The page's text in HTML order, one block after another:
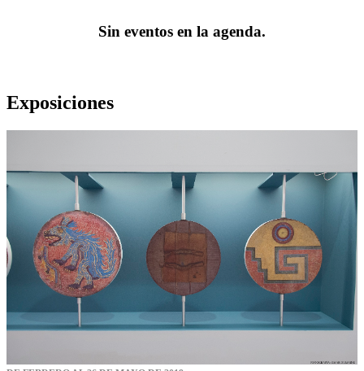
Sin eventos en la agenda.
Exposiciones